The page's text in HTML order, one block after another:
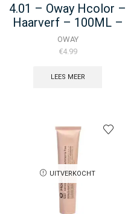
4.01 – Oway Hcolor –
Haarverf – 100ML –
(Duplicate Imported
From
OWAY
€4.99
LEES MEER
UITVERKOCHT